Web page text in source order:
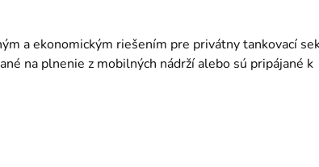
a ekonomickým riešením pre privátny tankovací
na plnenie z mobilných nádrží alebo sú pripájané k